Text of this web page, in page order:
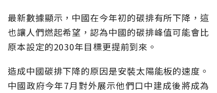
最新數據顯示，中國在今年初的碳排有所下降，這
也讓人們燃起希望，認為中國的碳排峰值可能會比
原本設定的2030年目標更提前到來。
造成中國碳排下降的原因是安裝太陽能板的速度。
中國政府今年7月對外展示他們口中建成後將成為